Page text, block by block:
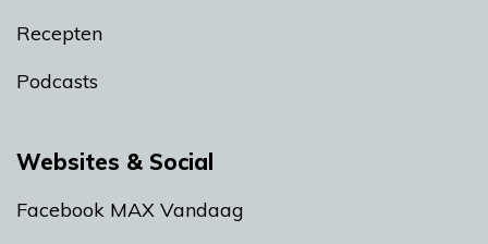
Recepten
Podcasts
Websites & Social
Facebook MAX Vandaag